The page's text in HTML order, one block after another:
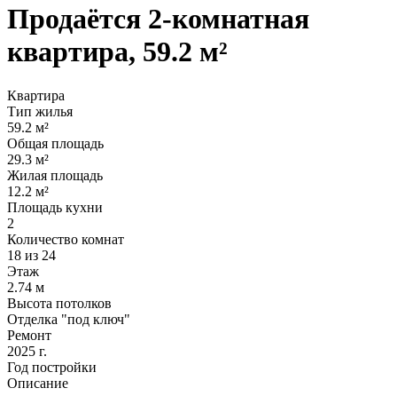
Продаётся 2-комнатная
квартира, 59.2 м²
Квартира
Тип жилья
59.2 м²
Общая площадь
29.3 м²
Жилая площадь
12.2 м²
Площадь кухни
2
Количество комнат
18 из 24
Этаж
2.74 м
Высота потолков
Отделка "под ключ"
Ремонт
2025 г.
Год постройки
Описание